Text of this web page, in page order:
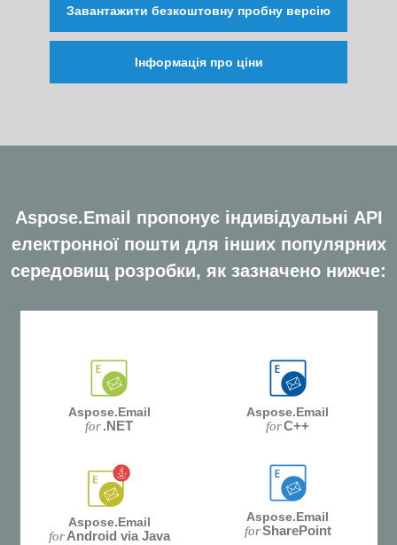
Завантажити безкоштовну пробну версію
Інформація про ціни
Aspose.Email пропонує індивідуальні API
електронної пошти для інших популярних
середовищ розробки, як зазначено нижче:
Aspose.Email
for.NET
Aspose.Email
forC++
Aspose.Email
for Android via Java
Aspose.Email
forSharePoint